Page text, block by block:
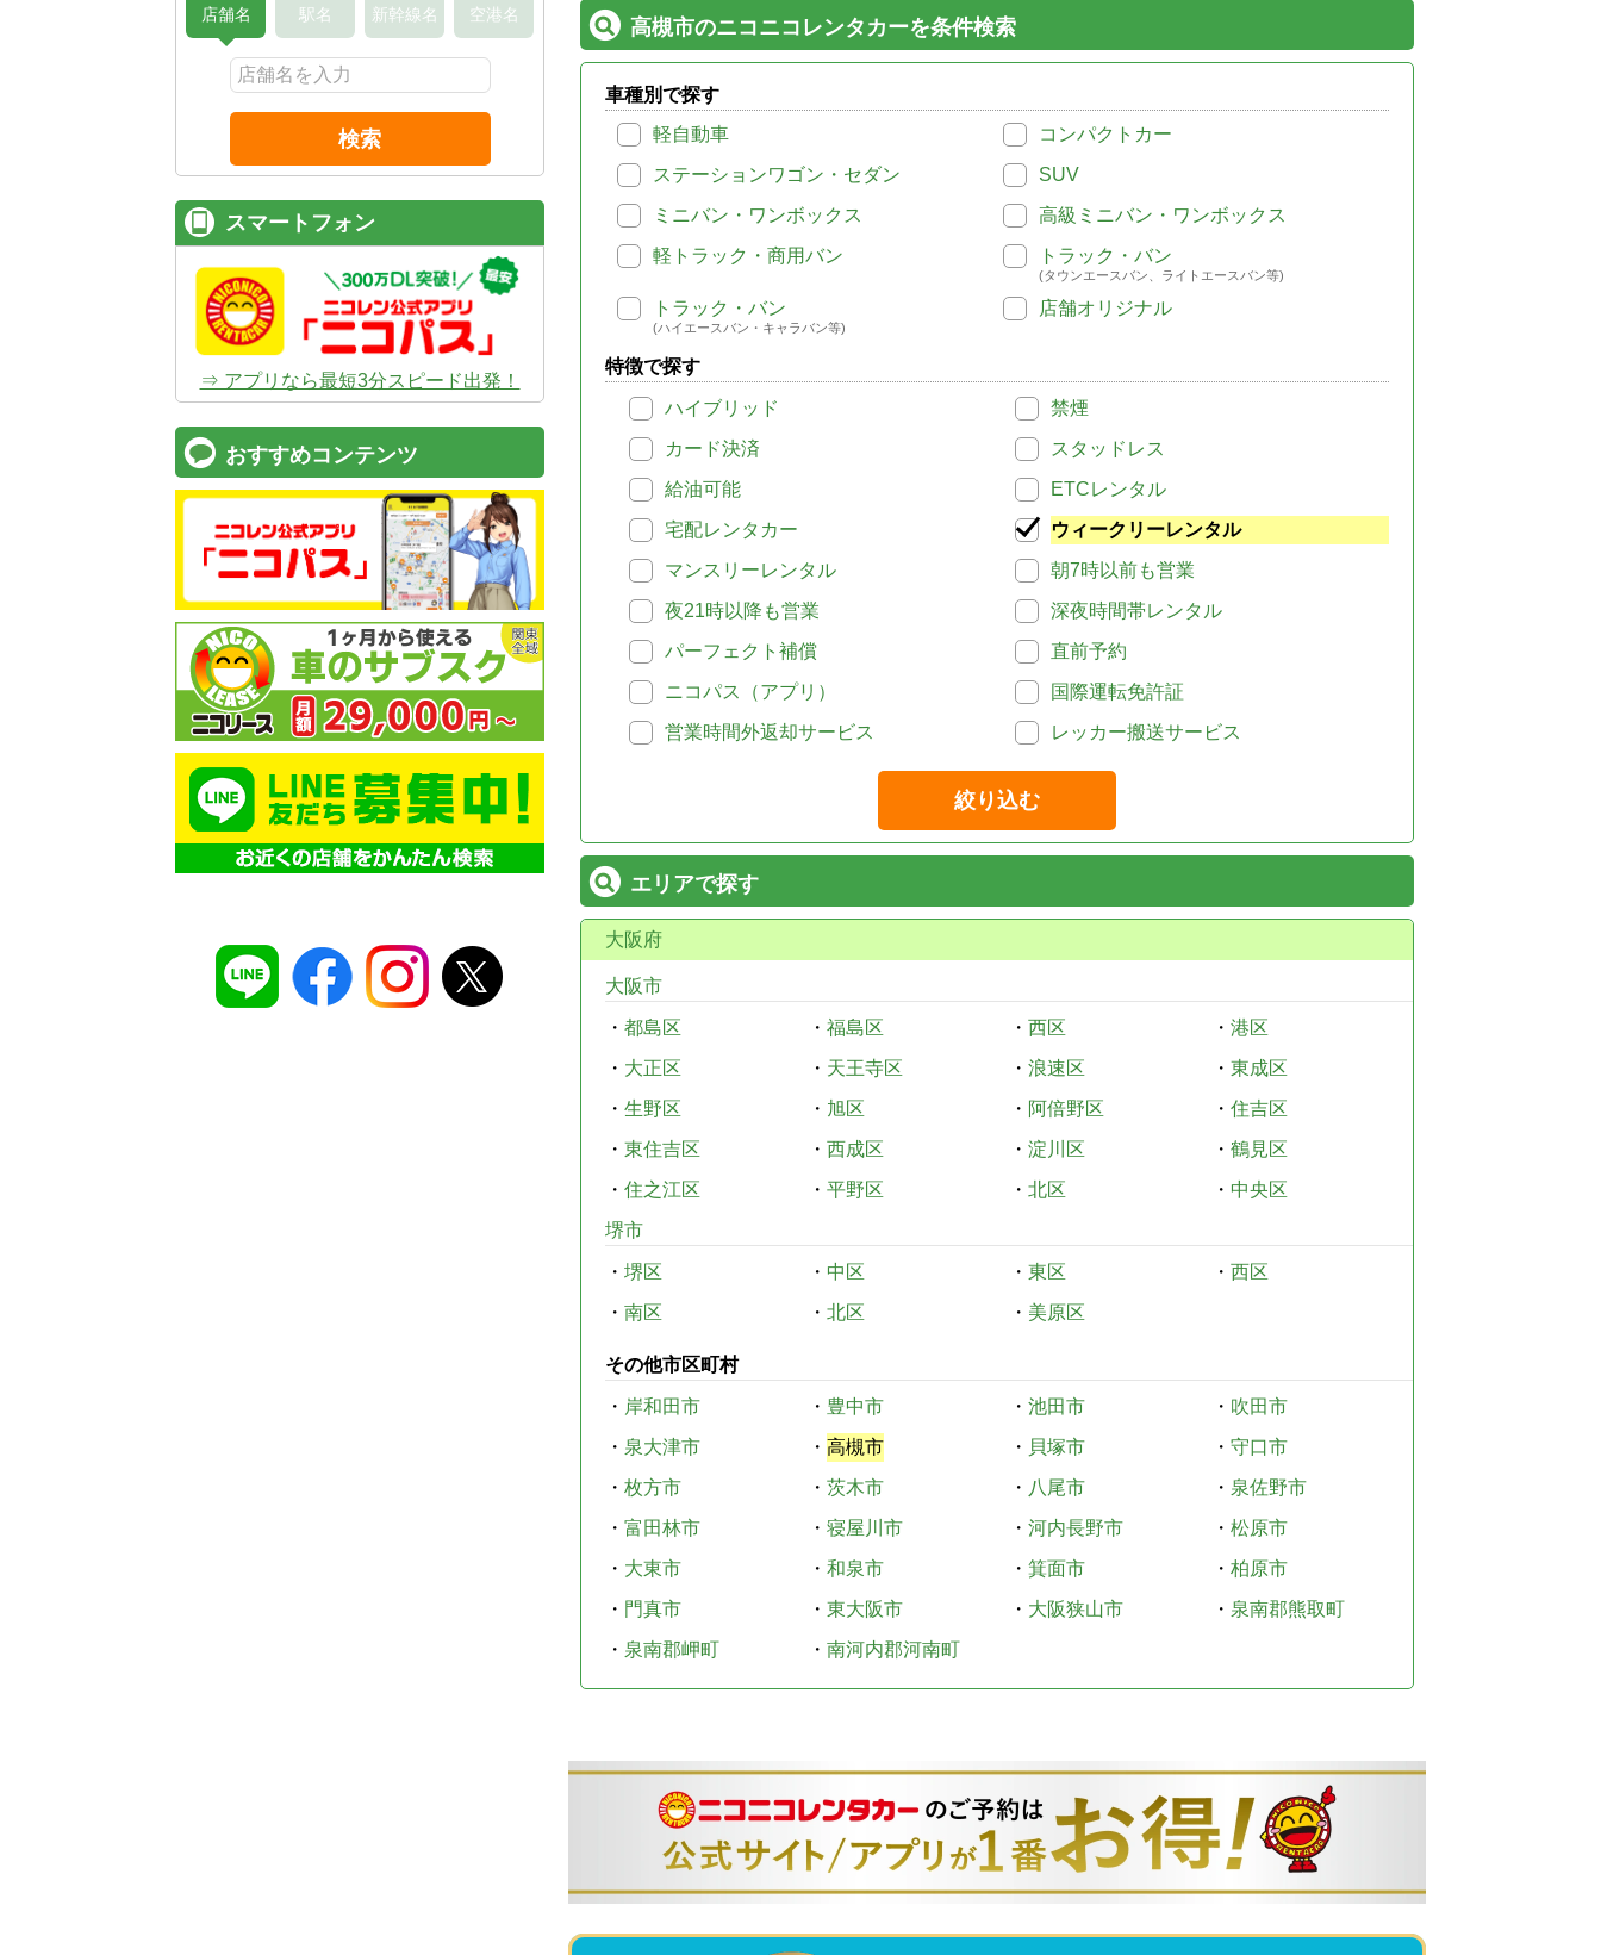
高槻市のニコニコレンタカーを条件検索
車種別で探す
軽自動車
コンパクトカー
ステーションワゴン・セダン
SUV
ミニバン・ワンボックス
高級ミニバン・ワンボックス
軽トラック・商用バン
トラック・バン
(タウンエースバン、ライトエースバン等)
トラック・バン
(ハイエースバン・キャラバン等)
店舗オリジナル
特徴で探す
ハイブリッド
禁煙
カード決済
スタッドレス
給油可能
ETCレンタル
宅配レンタカー
ウィークリーレンタル
マンスリーレンタル
朝7時以前も営業
夜21時以降も営業
深夜時間帯レンタル
パーフェクト補償
直前予約
ニコパス（アプリ）
国際運転免許証
営業時間外返却サービス
レッカー搬送サービス
絞り込む
エリアで探す
大阪府
大阪市
・ 都島区 ・ 福島区 ・ 西区 ・ 港区
・ 大正区 ・ 天王寺区 ・ 浪速区 ・ 東成区
・ 生野区 ・ 旭区 ・ 阿倍野区 ・ 住吉区
・ 東住吉区 ・ 西成区 ・ 淀川区 ・ 鶴見区
・ 住之江区 ・ 平野区 ・ 北区 ・ 中央区
堺市
・ 堺区 ・ 中区 ・ 東区 ・ 西区
・ 南区 ・ 北区 ・ 美原区
その他市区町村
・ 岸和田市 ・ 豊中市 ・ 池田市 ・ 吹田市
・ 泉大津市 ・ 高槻市 ・ 貝塚市 ・ 守口市
・ 枚方市 ・ 茨木市 ・ 八尾市 ・ 泉佐野市
・ 富田林市 ・ 寝屋川市 ・ 河内長野市 ・ 松原市
・ 大東市 ・ 和泉市 ・ 箕面市 ・ 柏原市
・ 門真市 ・ 東大阪市 ・ 大阪狭山市 ・ 泉南郡熊取町
・ 泉南郡岬町 ・ 南河内郡河南町
店舗名 駅名 新幹線名 空港名
検索
スマートフォン
⇒ アプリなら最短3分スピード出発！
おすすめコンテンツ